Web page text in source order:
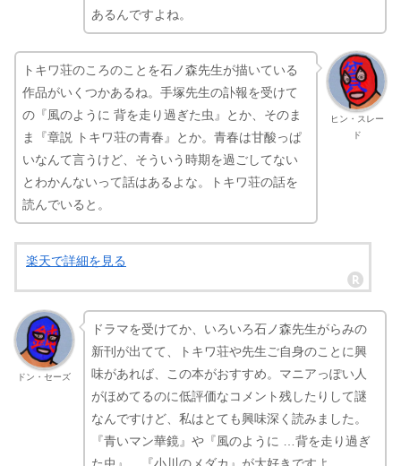
あるんですよね。
ヒン・スレー
ド
トキワ荘のころのことを石ノ森先生が描いている
作品がいくつかあるね。手塚先生の訃報を受けて
の『風のように 背を走り過ぎた虫』とか、そのま
ま『章説 トキワ荘の青春』とか。青春は甘酸っぱ
いなんて言うけど、そういう時期を過ごしてない
とわかんないって話はあるよな。トキワ荘の話を
読んでいると。
楽天で詳細を見る
ドン・セーズ
ドラマを受けてか、いろいろ石ノ森先生がらみの
新刊が出てて、トキワ荘や先生ご自身のことに興
味があれば、この本がおすすめ。マニアっぽい人
がほめてるのに低評価なコメント残したりして謎
なんですけど、私はとても興味深く読みました。
『青いマン華鏡』や『風のように …背を走り過ぎ
た虫』、『小川のメダカ』が大好きですよ。